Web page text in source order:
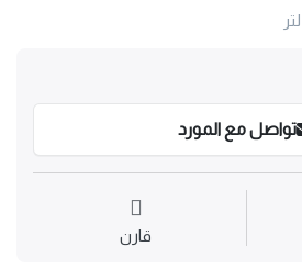
تواصل مع المورد
قارن